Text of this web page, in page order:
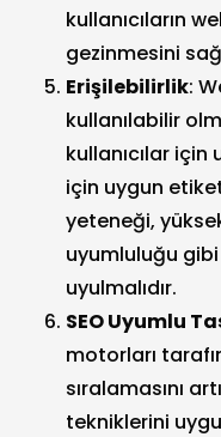
kullanıcıların
gezinmesini
Erişilebilirlik:
kullanılabilir
kullanıcılar
için uygun
yeteneği,
uyumluluğu
uyulmalıdır.
SEO Uyumlu
motorları
sıralamasını
tekniklerini